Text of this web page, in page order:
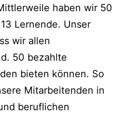
haben wir 50
Lernende. Unser
wir allen
50 bezahlte
bieten können. So
Mitarbeitenden in
beruflichen